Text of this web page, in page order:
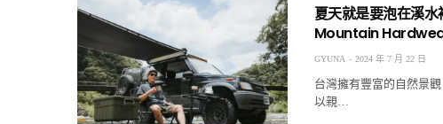
夏天就是要泡在溪
Mountain
GYUNA 2024 年 7 月 22 日
台灣擁有豐富的自然景
以親…